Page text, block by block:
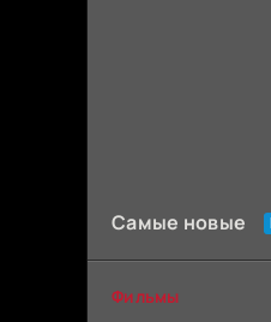
Самые новые
Фильмы